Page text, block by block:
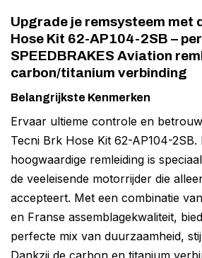
Upgrade je remsysteem met
Hose Kit 62-AP104-2SB –
SPEEDBRAKES Aviation
carbon/titanium verbinding
Belangrijkste Kenmerken
Ervaar ultieme controle en
Tecni Brk Hose Kit 62-AP104-2SB.
hoogwaardige remleiding is
de veeleisende motorrijder die
accepteert. Met een combinatie
en Franse assemblagekwaliteit,
perfecte mix van duurzaamheid,
Dankzij de carbon en titanium